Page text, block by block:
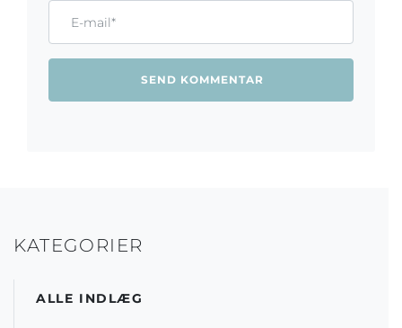
KATEGORIER
ALLE INDLÆG